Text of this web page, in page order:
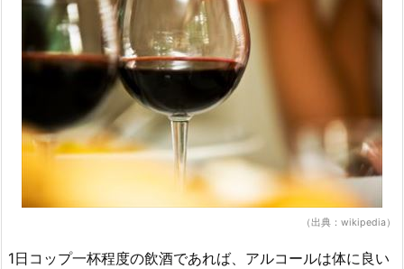
（出典：wikipedia）
1日コップ一杯程度の飲酒であれば、アルコールは体に良い